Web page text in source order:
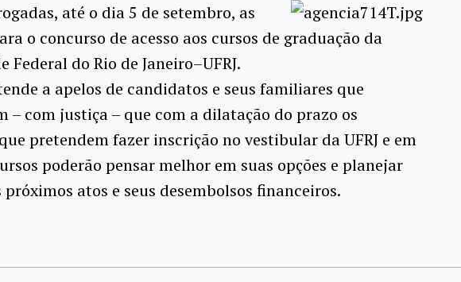
até o dia 5 de setembro, as
o concurso de acesso aos cursos de graduação da
Federal do Rio de Janeiro–UFRJ.
a apelos de candidatos e seus familiares que
– com justiça – que com a dilatação do prazo os
pretendem fazer inscrição no vestibular da UFRJ e em
poderão pensar melhor em suas opções e planejar
atos e seus desembolsos financeiros.